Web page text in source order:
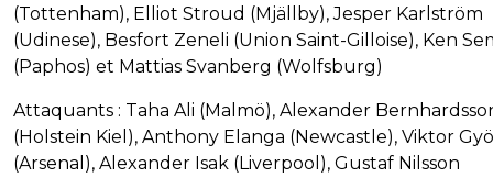
(Tottenham), Elliot Stroud (Mjällby), Jesper Karlström
(Udinese), Besfort Zeneli (Union Saint-Gilloise), Ken
(Paphos) et Mattias Svanberg (Wolfsburg)
Attaquants : Taha Ali (Malmö), Alexander
(Holstein Kiel), Anthony Elanga (Newcastle), Viktor
(Arsenal), Alexander Isak (Liverpool), Gustaf Nilsson